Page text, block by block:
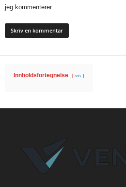
jeg kommenterer.
Innholdsfortegnelse vis